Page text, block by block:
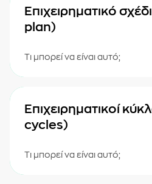
Επιχειρηματικό
plan)
Τι μπορεί να είναι αυτό;
Επιχειρηματικοί
cycles)
Τι μπορεί να είναι αυτό;